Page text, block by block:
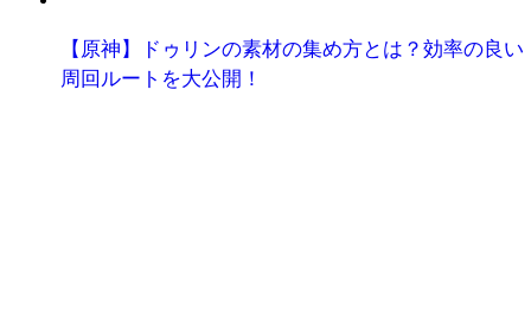
【原神】ドゥリンの素材の集め方とは？効率の良い
周回ルートを大公開！